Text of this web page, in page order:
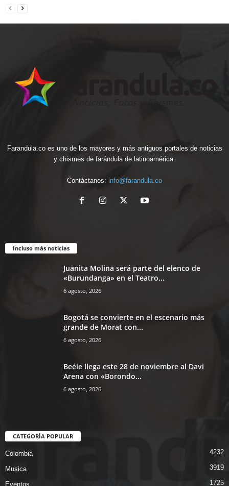
Farandula.co es uno de los mayores y más antiguos portales de noticias
y chismes de farándula de latinoamérica.
Contáctanos: info@farandula.co
Incluso más noticias
Juanita Molina será parte del elenco de
«Burundanga» en el Teatro...
6 agosto, 2026
Bogotá se convierte en el escenario más
grande de Morat con...
6 agosto, 2026
Beéle llega este 28 de noviembre al Davi
Arena con «Borondo...
6 agosto, 2026
CATEGORÍA POPULAR
Colombia 4232
Musica 3919
Eventos 1725